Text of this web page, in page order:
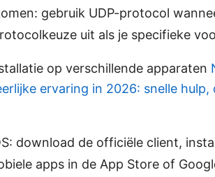
gebruik UDP-protocol
uit als je specifieke
op verschillende apparaten
ervaring in 2026: snelle
download de officiële client,
apps in de App Store of